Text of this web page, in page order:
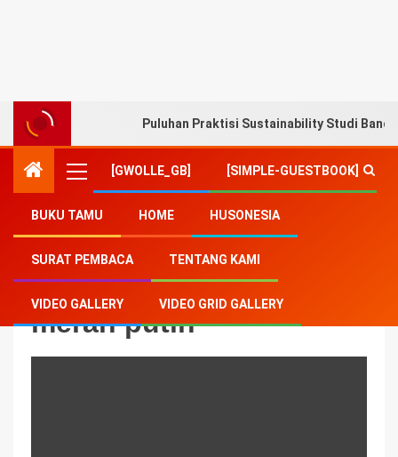
Puluhan Praktisi Sustainability Studi
[GWOLLE_GB] [SIMPLE-GUESTBOOK]
BUKU TAMU HOME HUSONESIA
SURAT PEMBACA TENTANG KAMI
VIDEO GALLERY VIDEO GRID GALLERY
Home-merah putih
merah putih